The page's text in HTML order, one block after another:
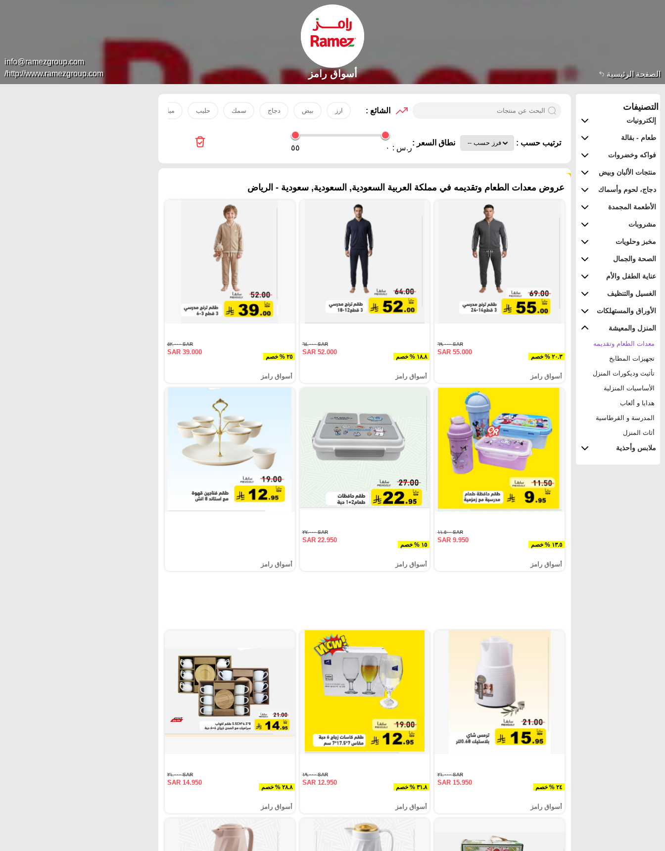
الصفحة الرئيسية
info@ramezgroup.com
http://www.ramezgroup.com/
أسواق رامز
التصنيفات
إلكترونيات
طعام - بقالة
فواكه وخضروات
منتجات الألبان وبيض
دجاج، لحوم وأسماك
الأطعمة المجمدة
مشروبات
مخبز وحلويات
الصحة والجمال
عناية الطفل والأم
الغسيل والتنظيف
الأوراق والمستهلكات
المنزل والمعيشة
معدات الطعام وتقديمه
تجهيزات المطابخ
تأثيث وديكورات المنزل
الأساسيات المنزلية
هدايا و ألعاب
المدرسة و القرطاسية
أثاث المنزل
ملابس وأحذية
الشائع : ارز بيض دجاج سمك حليب مياه
ترتيب حسب : نطاق السعر :
ر.س : ٠ ٥٥
عروض معدات الطعام وتقديمه في مملكة العربية السعودية, السعودية, سعودية - الرياض
٢٠.٣ % خصم
SAR ٦٩.٠٠٠
SAR 55.000
أسواق رامز
١٨.٨ % خصم
SAR ٦٤.٠٠٠
SAR 52.000
أسواق رامز
٢٥ % خصم
SAR ٥٢.٠٠٠
SAR 39.000
أسواق رامز
١٣.٥ % خصم
SAR ١١.٥٠٠
SAR 9.950
أسواق رامز
١٥ % خصم
SAR ٢٧.٠٠٠
SAR 22.950
أسواق رامز أسواق رامز
٢٤ % خصم
SAR ٢١.٠٠٠
SAR 15.950
أسواق رامز
٣١.٨ % خصم
SAR ١٩.٠٠٠
SAR 12.950
أسواق رامز
٢٨.٨ % خصم
SAR ٢١.٠٠٠
SAR 14.950
أسواق رامز